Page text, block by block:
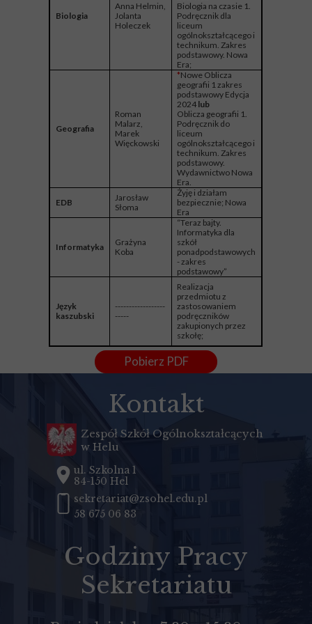
Biologia
Anna Helmin,
Jolanta
Holeczek
Biologia na czasie 1.
Podręcznik dla
liceum
ogólnokształcącego i
technikum. Zakres
podstawowy. Nowa
Era;
Geografia
Roman
Malarz,
Marek
Więckowski
*Nowe Oblicza
geografii 1 zakres
podstawowy Edycja
2024 lub
Oblicza geografii 1.
Podręcznik do
liceum
ogólnokształcącego i
technikum. Zakres
podstawowy.
Wydawnictwo Nowa
Era.
EDB
Jarosław
Słoma
Żyję i działam
bezpiecznie; Nowa
Era
Informatyka
Grażyna
Koba
“Teraz bajty.
Informatyka dla
szkół
ponadpodstawowych
- zakres
podstawowy”
Język
kaszubski
------------------
-----
Realizacja
przedmiotu z
zastosowaniem
podręczników
zakupionych przez
szkołę;
Kontakt
Zespół Szkół Ogólnokształcących
w Helu
ul. Szkolna 1
84-150 Hel
sekretariat@zsohel.edu.pl
58 675 06 83
Godziny Pracy
Sekretariatu
Pobierz PDF